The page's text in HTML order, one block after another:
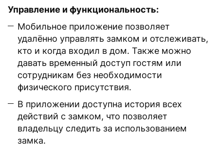
Управление и функциональность:
Мобильное приложение позволяет
удалённо управлять замком и отслеживать,
кто и когда входил в дом. Также можно
давать временный доступ гостям или
сотрудникам без необходимости
физического присутствия.
В приложении доступна история всех
действий с замком, что позволяет
владельцу следить за использованием
замка.